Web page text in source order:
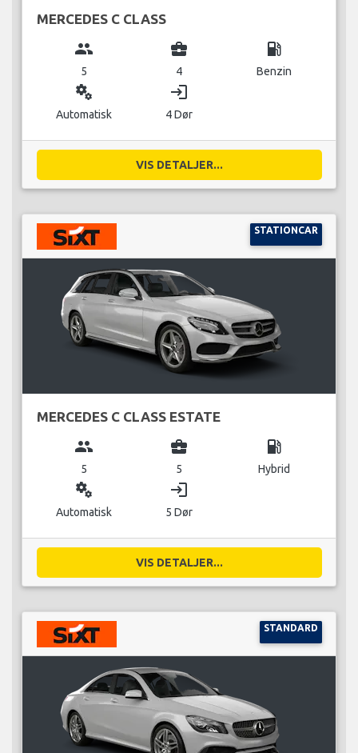
MERCEDES C CLASS
group
5
business_center
4
local_gas_station
Benzin
miscellaneous_services
Automatisk
login
4 Dør
VIS DETALJER...
STATIONCAR
MERCEDES C CLASS ESTATE
group
5
business_center
5
local_gas_station
Hybrid
miscellaneous_services
Automatisk
login
5 Dør
VIS DETALJER...
STANDARD